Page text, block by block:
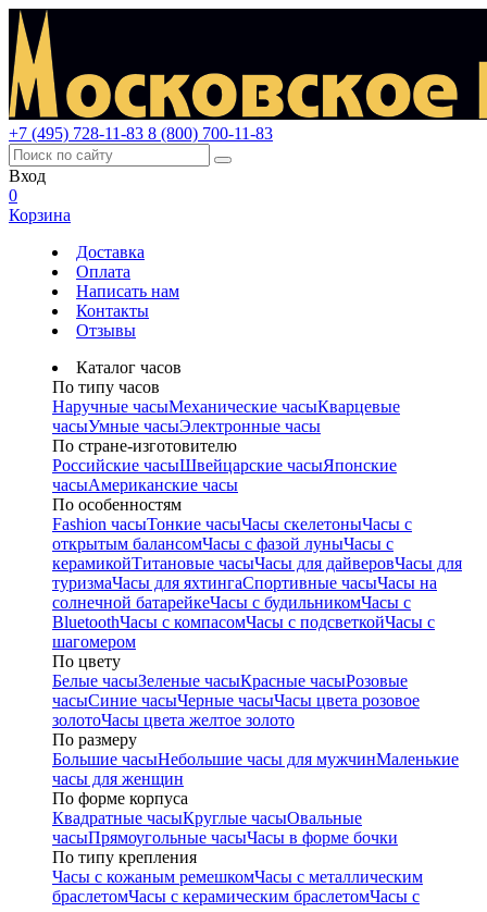
+7 (495) 728-11-83 8 (800) 700-11-83
Вход
0
Корзина
Доставка
Оплата
Написать нам
Контакты
Отзывы
Каталог часов
По типу часов
Наручные часыМеханические часыКварцевые
часыУмные часыЭлектронные часы
По стране-изготовителю
Российские часыШвейцарские часыЯпонские
часыАмериканские часы
По особенностям
Fashion часыТонкие часыЧасы скелетоныЧасы с
открытым балансомЧасы с фазой луныЧасы с
керамикойТитановые часыЧасы для дайверовЧасы для
туризмаЧасы для яхтингаСпортивные часыЧасы на
солнечной батарейкеЧасы с будильникомЧасы с
BluetoothЧасы с компасомЧасы с подсветкойЧасы с
шагомером
По цвету
Белые часыЗеленые часыКрасные часыРозовые
часыСиние часыЧерные часыЧасы цвета розовое
золотоЧасы цвета желтое золото
По размеру
Большие часыНебольшие часы для мужчинМаленькие
часы для женщин
По форме корпуса
Квадратные часыКруглые часыОвальные
часыПрямоугольные часыЧасы в форме бочки
По типу крепления
Часы с кожаным ремешкомЧасы с металлическим
браслетомЧасы с керамическим браслетомЧасы с